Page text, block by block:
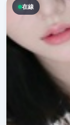
在線